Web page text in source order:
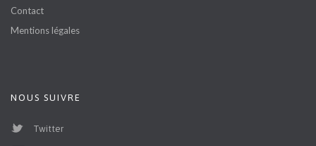
Contact
Mentions légales
NOUS SUIVRE
Twitter